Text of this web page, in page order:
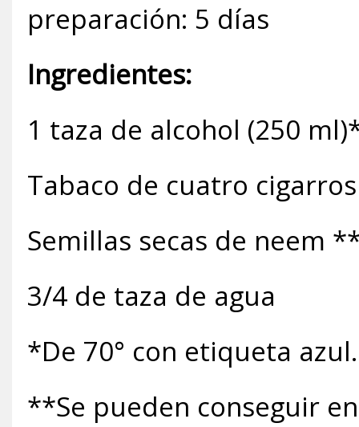
preparación: 5 días
Ingredientes:
1 taza de alcohol (250
Tabaco de cuatro
Semillas secas de neem
3/4 de taza de agua
*De 70° con etiqueta azul.
**Se pueden conseguir